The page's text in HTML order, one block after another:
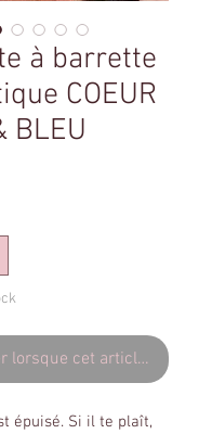
à barrette
COEUR
BLEU
lorsque cet article est
épuisé. Si il te plaît,